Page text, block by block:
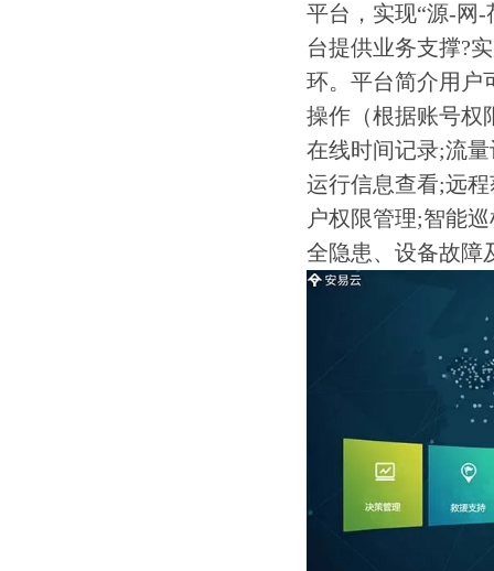
平台，实现“源-网
台提供业务支撑?
环。平台简介用户
操作（根据账号权
在线时间记录;流
运行信息查看;远
户权限管理;智能
全隐患、设备故障